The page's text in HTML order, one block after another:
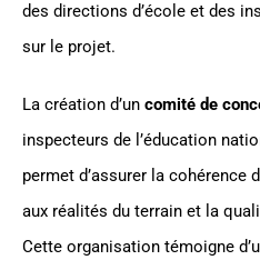
des directions d’école et des
sur le projet.
La création d’un comité de
inspecteurs de l’éducation
permet d’assurer la
aux réalités du terrain et la
Cette organisation témoigne